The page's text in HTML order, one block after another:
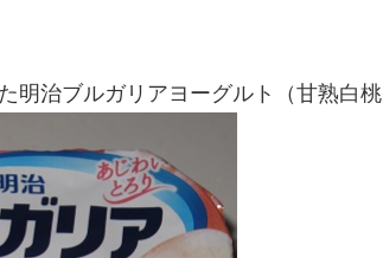
明治ブルガリアヨーグルト（甘熟白